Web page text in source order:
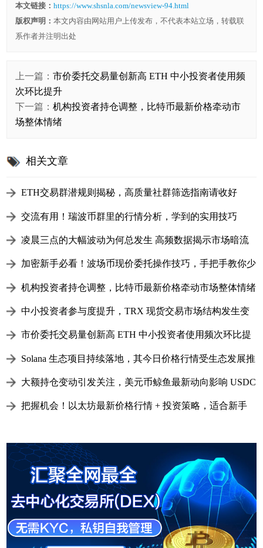
本文链接： https://www.shsnla.com/newsview-94.html
版权声明： 本文内容由网站用户上传发布，不代表本站立场，转载联
系作者并注明出处
上一篇： 市价委托交易量创新高 ETH 中小投资者使用频
次环比提升
下一篇： 机构投资者持仓调整，比特币最新价格牵动市
场整体情绪
相关文章
ETH交易群潜规则揭秘，高质量社群筛选指南请收好
交流有用！瑞波币群里的行情分析，学到的实用技巧
凌晨三点的大幅波动为何总发生 高频数据揭示市场暗流
加密新手必看！波场币现价委托操作技巧，手把手教你少
机构投资者持仓调整，比特币最新价格牵动市场整体情绪
中小投资者参与度提升，TRX 现货交易市场结构发生变
市价委托交易量创新高 ETH 中小投资者使用频次环比提
Solana 生态项目持续落地，其今日价格行情受生态发展推
大额持仓变动引发关注，美元币鲸鱼最新动向影响 USDC
把握机会！以太坊最新价格行情 + 投资策略，适合新手